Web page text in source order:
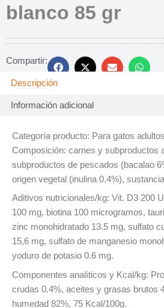
blanco 85 gr
Compartir:
Descripción
Información adicional
Categoría producto: Para gatos
Composición: carnes y subproductos
subproductos de pescados (bacalao
origen vegetal (inulina 0.4%),
Aditivos nutricionales/kg: Vit. D3 200
100 mg, biotina 100 microgramos,
zinc monohidratado 13.5 mg, sulfato
15,6 mg, sulfato de manganesio
yoduro de potasio 0.6 mg.
Componentes analíticos y Kcal/kg:
crudas 0.4%, aceites y grasas brutos
humedad 82%, 75 Kcal/100g.